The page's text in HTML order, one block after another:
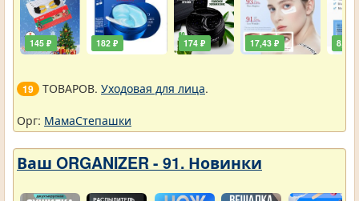
145 ₽ 182 ₽ 174 ₽ 17,43 ₽ 8,72
19 ТОВАРОВ. Уходовая для лица.
Орг: МамаСтепашки
Ваш ORGANIZER - 91. Новинки